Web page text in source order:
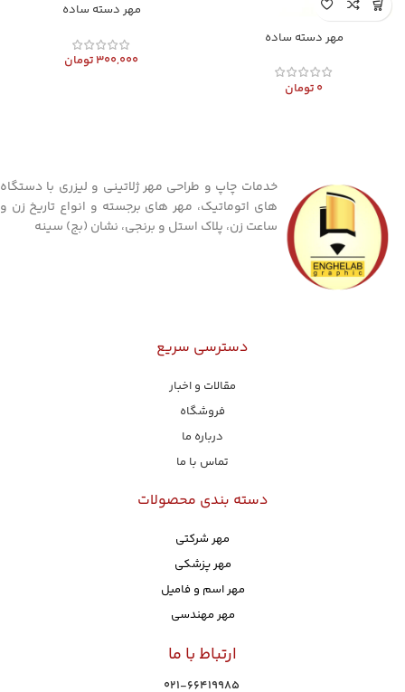
مهر دسته ساده
0 تومان
مهر دسته ساده
300,000تومان
خدمات چاپ و طراحی مهر ژلاتینی و لیزری با دستگاه
های اتوماتیک، مهر های برجسته و انواع تاریخ زن و
ساعت زن، پلاک استل و برنجی، نشان (بج) سینه
دسترسی سریع
مقالات و اخبار
فروشگاه
درباره ما
تماس با ما
دسته بندی محصولات
مهر شرکتی
مهر پزشکی
مهر اسم و فامیل
مهر مهندسی
ارتباط با ما
021-66419985